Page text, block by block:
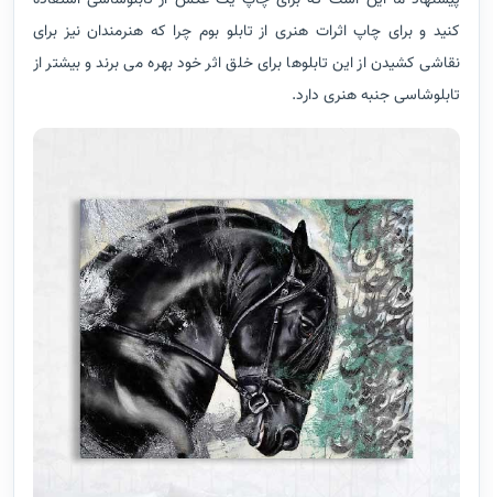
کنید و برای چاپ اثرات هنری از تابلو بوم چرا که هنرمندان نیز برای
نقاشی کشیدن از این تابلوها برای خلق اثر خود بهره می برند و بیشتر از
تابلوشاسی جنبه هنری دارد.